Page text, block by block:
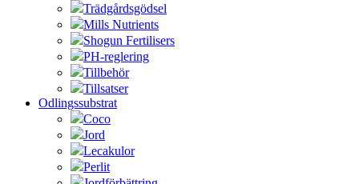
Trädgårdsgödsel
Mills Nutrients
Shogun Fertilisers
PH-reglering
Tillbehör
Tillsatser
Odlingssubstrat
Coco
Jord
Lecakulor
Perlit